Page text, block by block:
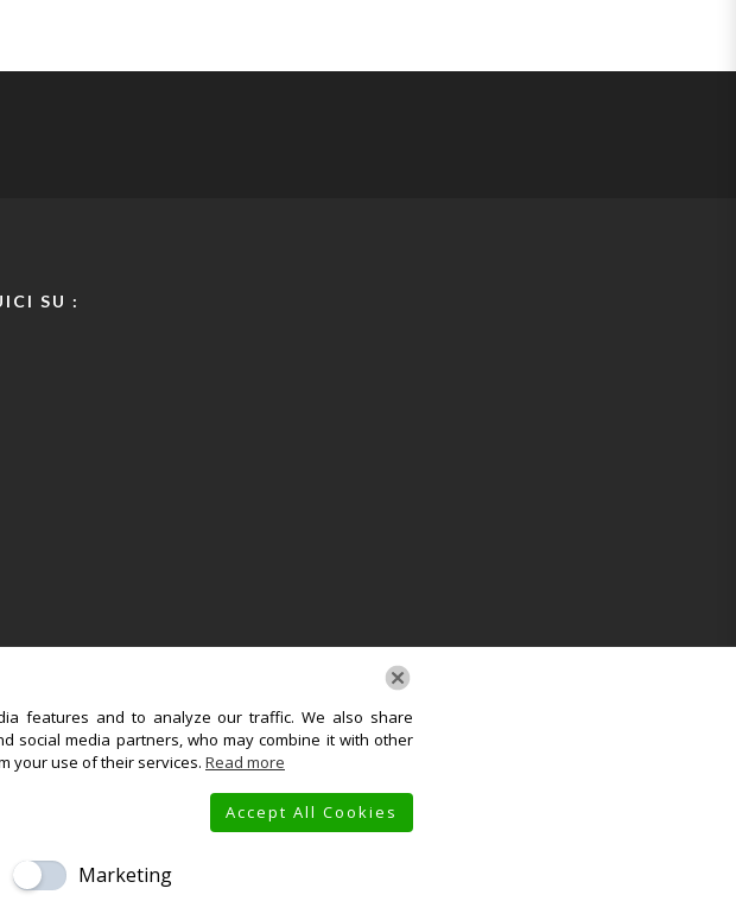
SU :
features and to analyze our traffic. We also share
social media partners, who may combine it with other
your use of their services. Read more
Accept All Cookies
Marketing